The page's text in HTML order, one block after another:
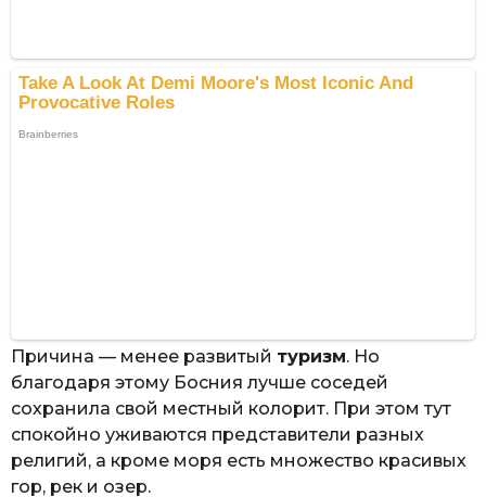
Причина — менее развитый туризм. Но
благодаря этому Босния лучше соседей
сохранила свой местный колорит. При этом тут
спокойно уживаются представители разных
религий, а кроме моря есть множество красивых
гор, рек и озер.